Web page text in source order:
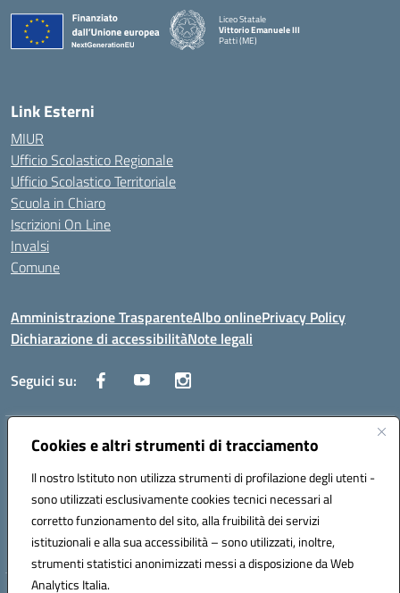
Cookies e altri strumenti di tracciamento
Il nostro Istituto non utilizza strumenti di profilazione degli utenti -
sono utilizzati esclusivamente cookies tecnici necessari al
corretto funzionamento del sito, alla fruibilità dei servizi
istituzionali e alla sua accessibilità – sono utilizzati, inoltre,
strumenti statistici anonimizzati messi a disposizione da Web
Analytics Italia.
Liceo Statale
Vittorio Emanuele III
Patti (ME)
Link Esterni
MIUR
Ufficio Scolastico Regionale
Ufficio Scolastico Territoriale
Scuola in Chiaro
Iscrizioni On Line
Invalsi
Comune
Amministrazione TrasparenteAlbo onlinePrivacy Policy
Dichiarazione di accessibilitàNote legali
Seguici su:
Indirizzo:Via Trieste, 43 – 98066 Patti (ME)
Posta elettronica certificata (PEC):mepc060006@pec.istruzione.it
Codice fiscale: 86000610831
Codice meccanografico: MEPC060006